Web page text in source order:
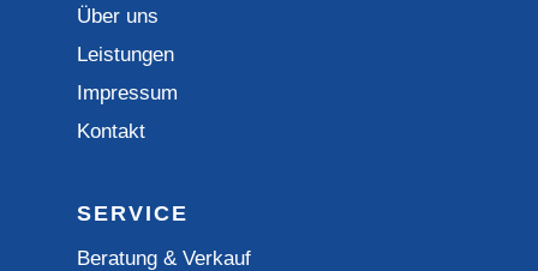
Über uns
Leistungen
Impressum
Kontakt
SERVICE
Beratung & Verkauf